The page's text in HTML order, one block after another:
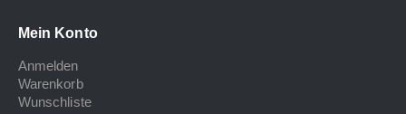
Mein Konto
Anmelden
Warenkorb
Wunschliste